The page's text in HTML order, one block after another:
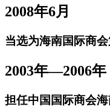
2008年6月
当选为海南国际商
2003年—2006年
担任中国国际商会